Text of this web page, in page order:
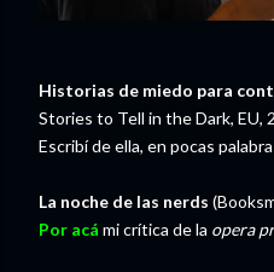
Historias de miedo para
Stories to Tell in the Dark, EU,
Escribí de ella, en pocas
La noche de las nerds
Por acá mi crítica de la opera